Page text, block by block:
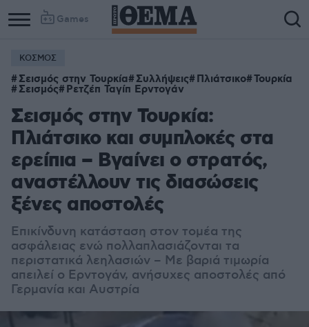
Games
Column
1
Column
2
ΚΟΣΜΟΣ
Σεισμός στην Τουρκία Συλλήψεις Πλιάτσικο Τουρκία
Σεισμός Ρετζέπ Ταγίπ Ερντογάν
Σεισμός στην Τουρκία:
Πλιάτσικο και συμπλοκές στα
ερείπια – Βγαίνει ο στρατός,
αναστέλλουν τις διασώσεις
ξένες αποστολές
Επικίνδυνη κατάσταση στον τομέα της
ασφάλειας ενώ πολλαπλασιάζονται τα
περιστατικά λεηλασιών – Με βαριά τιμωρία
απειλεί ο Ερντογάν, ανήσυχες αποστολές από
Γερμανία και Αυστρία